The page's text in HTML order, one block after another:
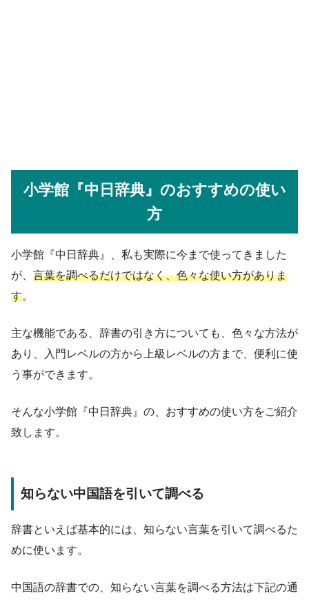
小学館『中日辞典』のおすすめの使い
方
小学館『中日辞典』、私も実際に今まで使ってきました
が、 言葉を調べるだけではなく、色々な使い方がありま
す。
主な機能である、辞書の引き方についても、色々な方法が
あり、入門レベルの方から上級レベルの方まで、便利に使
う事ができます。
そんな小学館『中日辞典』の、おすすめの使い方をご紹介
致します。
知らない中国語を引いて調べる
辞書といえば基本的には、知らない言葉を引いて調べるた
めに使います。
中国語の辞書での、知らない言葉を調べる方法は下記の通